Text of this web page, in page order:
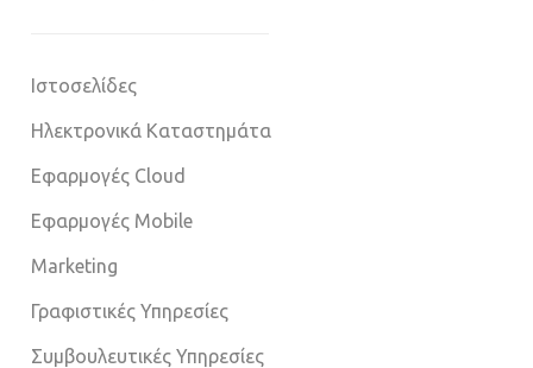
Ιστοσελίδες
Ηλεκτρονικά Καταστημάτα
Εφαρμογές Cloud
Εφαρμογές Mobile
Marketing
Γραφιστικές Υπηρεσίες
Συμβουλευτικές Υπηρεσίες